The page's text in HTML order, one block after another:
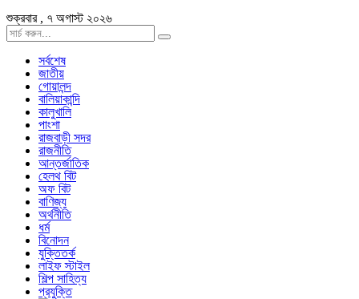
শুক্রবার , ৭ অগাস্ট ২০২৬
সর্বশেষ
জাতীয়
গোয়ালন্দ
বালিয়াকান্দি
কালুখালি
পাংশা
রাজবাড়ী সদর
রাজনীতি
আন্তর্জাতিক
হেলথ বিট
অফ বিট
বাণিজ্য
অর্থনীতি
ধর্ম
বিনোদন
যুক্তিতর্ক
লাইফ স্টাইল
শিল্প সাহিত্য
প্রযুক্তি